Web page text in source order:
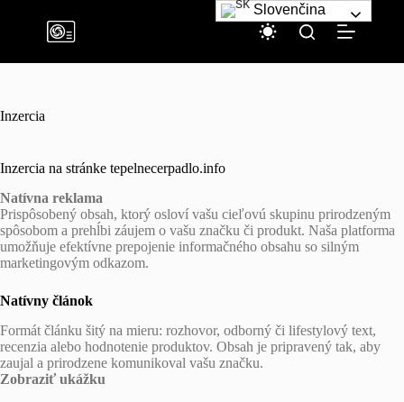
Inzercia
Inzercia na stránke tepelnecerpadlo.info
Natívna reklama
Prispôsobený obsah, ktorý osloví vašu cieľovú skupinu prirodzeným
spôsobom a prehĺbi záujem o vašu značku či produkt. Naša platforma
umožňuje efektívne prepojenie informačného obsahu so silným
marketingovým odkazom.
Natívny článok
Formát článku šitý na mieru: rozhovor, odborný či lifestylový text,
recenzia alebo hodnotenie produktov. Obsah je pripravený tak, aby
zaujal a prirodzene komunikoval vašu značku.
Zobraziť ukážku
Slovenčina